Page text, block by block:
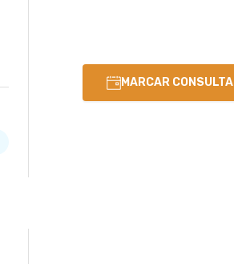
MARCAR CONSULTA